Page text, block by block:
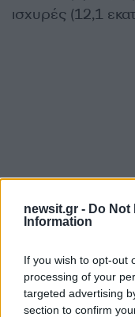
newsit.gr - Do Not
Information
If you wish to opt-out
processing of your
targeted advertising
section to confirm
ισχυρές (12,1
Αν τα χάσατε